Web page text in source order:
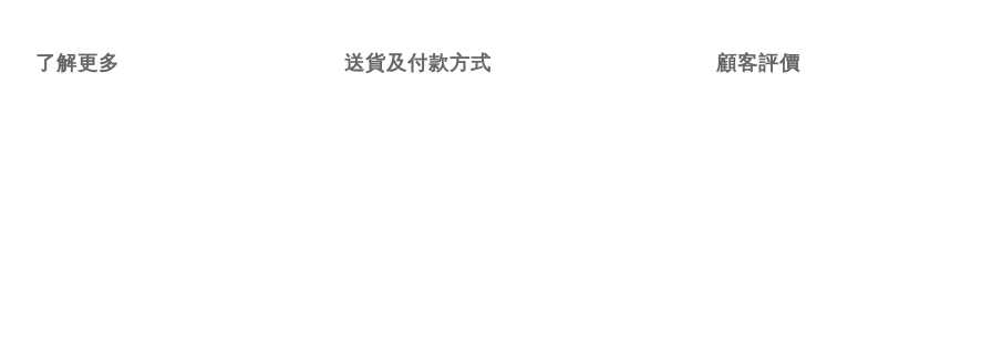
了解更多 送貨及付款方式 顧客評價